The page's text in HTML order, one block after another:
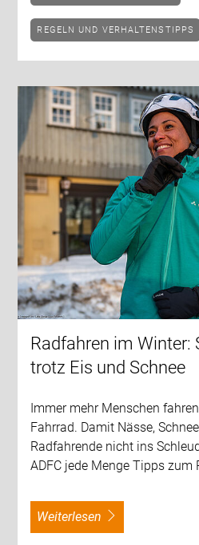
REGELN UND VERHALTENSTIPPS
Radfahren im Winter:
trotz Eis und Schnee
Immer mehr Menschen
Fahrrad. Damit Nässe,
Radfahrende nicht ins
ADFC jede Menge Tipps zum
weiterlesen